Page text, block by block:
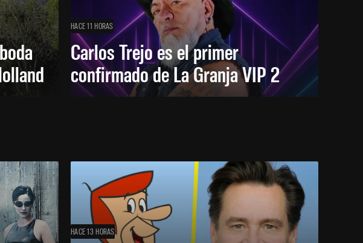
HACE 11 HORAS
Carlos Trejo es el primer
confirmado de La Granja VIP 2
HACE 13 HORAS